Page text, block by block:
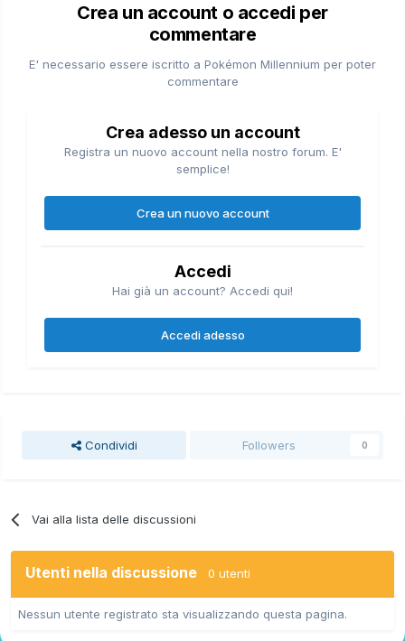
Crea un account o accedi per
commentare
E' necessario essere iscritto a Pokémon Millennium per poter
commentare
Crea adesso un account
Registra un nuovo account nella nostro forum. E'
semplice!
Crea un nuovo account
Accedi
Hai già un account? Accedi qui!
Accedi adesso
Condividi Followers 0
Vai alla lista delle discussioni
Utenti nella discussione 0 utenti
Nessun utente registrato sta visualizzando questa pagina.